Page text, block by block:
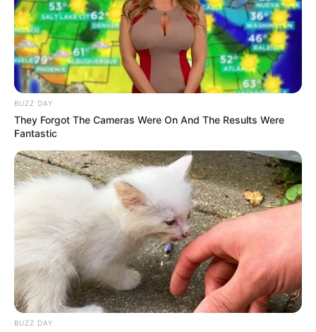
BUZZ DAY
They Forgot The Cameras Were On And The Results Were
Fantastic
BUZZ DAY